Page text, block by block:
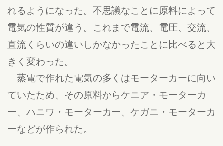
れるようになった。不思議なことに原料によって
電気の性質が違う。これまで電流、電圧、交流、
直流くらいの違いしかなかったことに比べると大
きく変わった。
蒸電で作れた電気の多くはモーターカーに向い
ていたため、その原料からケニア・モーターカ
ー、ハニワ・モーターカー、ケガニ・モーターカ
ーなどが作られた。